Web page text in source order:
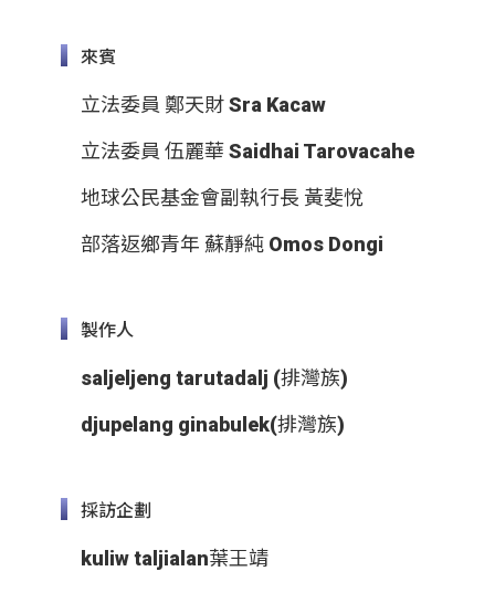
來賓
立法委員 鄭天財 Sra Kacaw
立法委員 伍麗華 Saidhai Tarovacahe
地球公民基金會副執行長 黃斐悅
部落返鄉青年 蘇靜純 Omos Dongi
製作人
saljeljeng tarutadalj (排灣族)
djupelang ginabulek(排灣族)
採訪企劃
kuliw taljialan葉王靖